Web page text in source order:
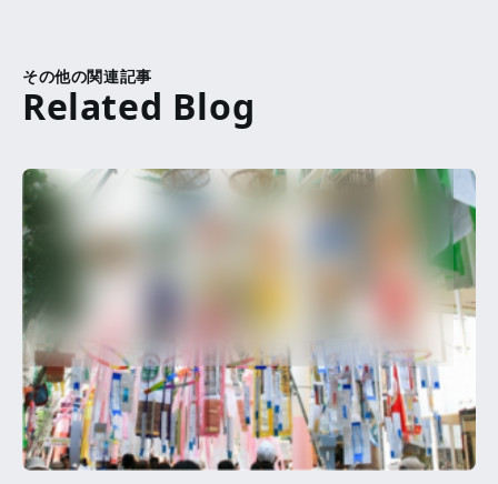
その他の関連記事